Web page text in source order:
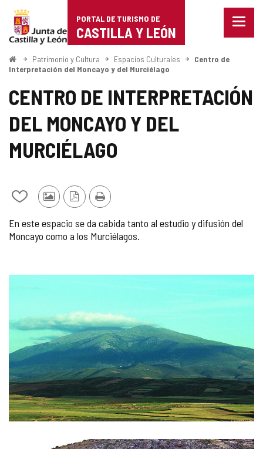
Portal
de
Turismo
de
Castilla
León
PORTAL DE TURISMO DE
CASTILLA Y LEÓN
Menu
InicioPatrimonio y Cultura Espacios Culturales
Centro de
Interpretación del Moncayo y del Murciélago
CENTRO DE INTERPRETACIÓN
DEL MONCAYO Y DEL
MURCIÉLAGO
Añadir/quitar
mis
cuadernos
Fotos
otros
turistas
VersiónImprimir
En este espacio se da cabida tanto al estudio y difusión del
Moncayo como a los Murciélagos.
GALERÍA
IMÁGENES